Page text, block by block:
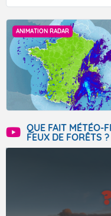
ANIMATION RADAR
QUE FAIT MÉTÉO-
FEUX DE FORÊTS ?